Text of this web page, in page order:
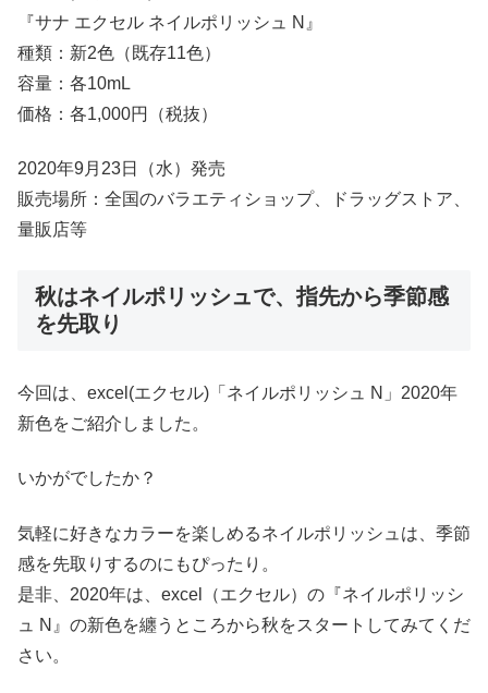
『サナ エクセル ネイルポリッシュ N』
種類：新2色（既存11色）
容量：各10mL
価格：各1,000円（税抜）
2020年9月23日（水）発売
販売場所：全国のバラエティショップ、ドラッグストア、
量販店等
秋はネイルポリッシュで、指先から季節感
を先取り
今回は、excel(エクセル)「ネイルポリッシュ N」2020年
新色をご紹介しました。
いかがでしたか？
気軽に好きなカラーを楽しめるネイルポリッシュは、季節
感を先取りするのにもぴったり。
是非、2020年は、excel（エクセル）の『ネイルポリッシ
ュ N』の新色を纏うところから秋をスタートしてみてくだ
さい。